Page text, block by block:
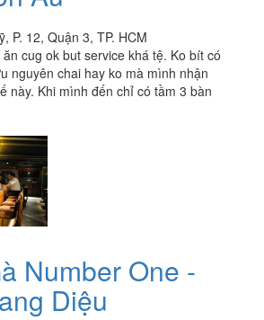
P. 12, Quận 3, TP. HCM
ăn cug ok but service khá tệ. Ko bít có
nguyên chai hay ko mà mình nhận
này. Khi mình đến chỉ có tầm 3 bàn
Number One -
Diệu